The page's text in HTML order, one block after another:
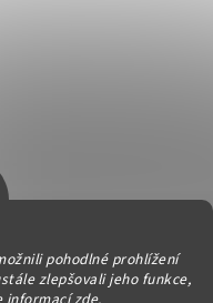
pohodlné prohlížení
zlepšovali jeho funkce,